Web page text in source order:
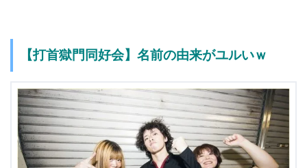
【打首獄門同好会】 名前の由来がユルいｗ